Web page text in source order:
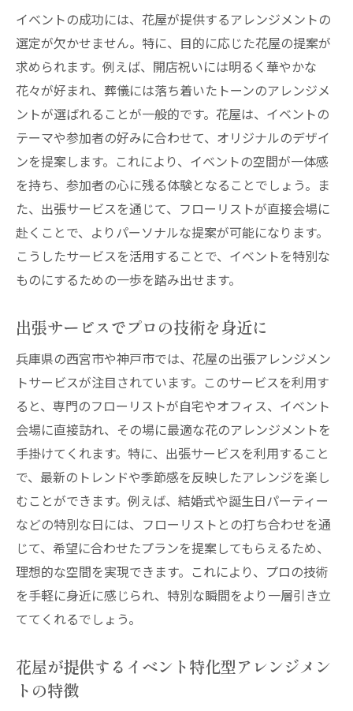
イベントの成功には、花屋が提供するアレンジメントの
選定が欠かせません。特に、目的に応じた花屋の提案が
求められます。例えば、開店祝いには明るく華やかな
花々が好まれ、葬儀には落ち着いたトーンのアレンジメ
ントが選ばれることが一般的です。花屋は、イベントの
テーマや参加者の好みに合わせて、オリジナルのデザイ
ンを提案します。これにより、イベントの空間が一体感
を持ち、参加者の心に残る体験となることでしょう。ま
た、出張サービスを通じて、フローリストが直接会場に
赴くことで、よりパーソナルな提案が可能になります。
こうしたサービスを活用することで、イベントを特別な
ものにするための一歩を踏み出せます。
出張サービスでプロの技術を身近に
兵庫県の西宮市や神戸市では、花屋の出張アレンジメン
トサービスが注目されています。このサービスを利用す
ると、専門のフローリストが自宅やオフィス、イベント
会場に直接訪れ、その場に最適な花のアレンジメントを
手掛けてくれます。特に、出張サービスを利用すること
で、最新のトレンドや季節感を反映したアレンジを楽し
むことができます。例えば、結婚式や誕生日パーティー
などの特別な日には、フローリストとの打ち合わせを通
じて、希望に合わせたプランを提案してもらえるため、
理想的な空間を実現できます。これにより、プロの技術
を手軽に身近に感じられ、特別な瞬間をより一層引き立
ててくれるでしょう。
花屋が提供するイベント特化型アレンジメン
トの特徴